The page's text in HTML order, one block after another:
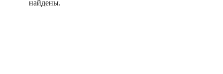
найдены.